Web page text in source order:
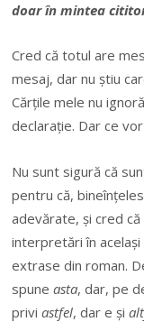
doar în mintea
Cred că totul are
mesaj, dar nu știu
Cărțile mele nu
declarație. Dar ce
Nu sunt sigură că
pentru că,
adevărate, și cred
interpretări în
extrase din roman.
spuneasta, dar, pe
priviastfel, dar e și